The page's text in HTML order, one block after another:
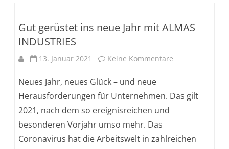
Gut gerüstet ins neue Jahr mit ALMAS
INDUSTRIES
13. Januar 2021 Keine Kommentare
gerüstet
Neues Jahr, neues Glück – und neue
Herausforderungen für Unternehmen. Das gilt
2021, nach dem so ereignisreichen und
besonderen Vorjahr umso mehr. Das
Coronavirus hat die Arbeitswelt in zahlreichen